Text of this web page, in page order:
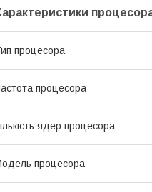
процесора
процесора
ядер процесора
процесора